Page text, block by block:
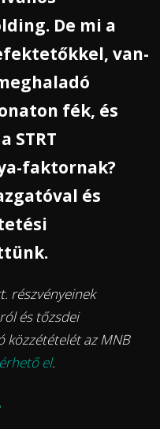
De mi a
van-
fék, és
STRT
faktornak?
és
részvényeinek
és tőzsdei
közzétételét az MNB
el.